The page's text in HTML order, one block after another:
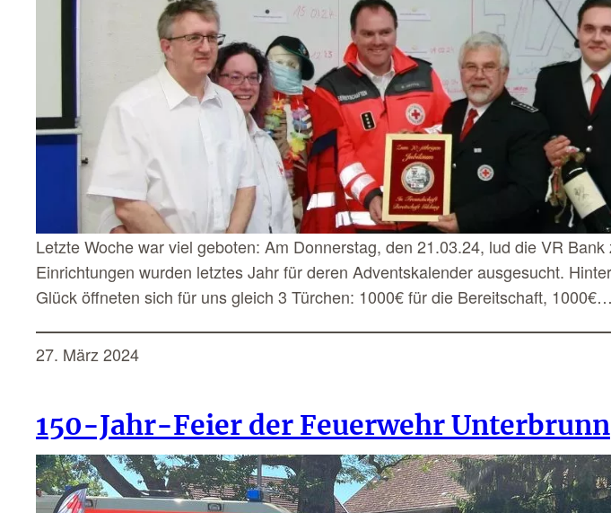
Letzte Woche war viel geboten: Am Donnerstag, den 21.03.24, lud die VR
Einrichtungen wurden letztes Jahr für deren Adventskalender ausgesucht.
Glück öffneten sich für uns gleich 3 Türchen: 1000€ für die Bereitschaft, 1000€…
27. März 2024
150-Jahr-Feier der Feuerwehr Unterbrunn